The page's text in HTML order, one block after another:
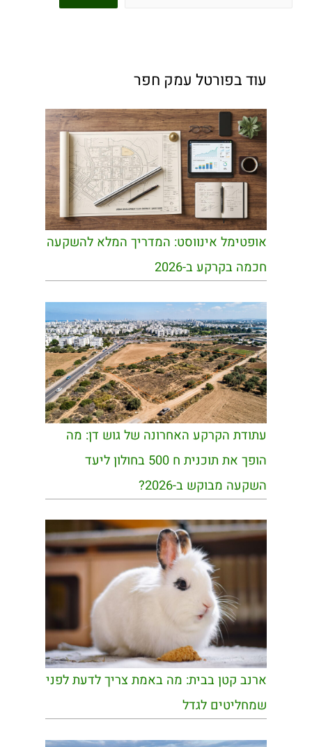
עוד בפורטל עמק חפר
אופטימל אינווסט: המדריך המלא להשקעה
חכמה בקרקע ב-2026
עתודת הקרקע האחרונה של גוש דן: מה
הופך את תוכנית ח 500 בחולון ליעד
השקעה מבוקש ב-2026?
ארנב קטן בבית: מה באמת צריך לדעת לפני
שמחליטים לגדל